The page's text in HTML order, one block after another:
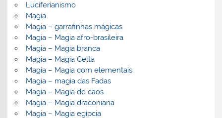
Luciferianismo
Magia
Magia – garrafinhas mágicas
Magia – Magia afro-brasileira
Magia – Magia branca
Magia – Magia Celta
Magia – Magia com elementais
Magia – magia das Fadas
Magia – Magia do caos
Magia – Magia draconiana
Magia – Magia egípcia